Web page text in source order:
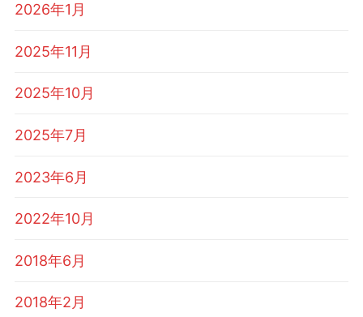
2026年1月
2025年11月
2025年10月
2025年7月
2023年6月
2022年10月
2018年6月
2018年2月